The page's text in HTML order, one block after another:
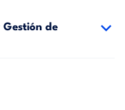
Gestión de